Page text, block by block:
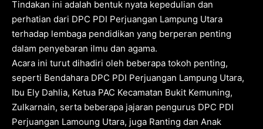
Tindakan ini adalah bentuk nyata kepedulian dan
perhatian dari DPC PDI Perjuangan Lampung Utara
terhadap lembaga pendidikan yang berperan penting
dalam penyebaran ilmu dan agama.
Acara ini turut dihadiri oleh beberapa tokoh penting,
seperti Bendahara DPC PDI Perjuangan Lampung Utara,
Ibu Ely Dahlia, Ketua PAC Kecamatan Bukit Kemuning,
Zulkarnain, serta beberapa jajaran pengurus DPC PDI
Perjuangan Lamoung Utara, juga Ranting dan Anak